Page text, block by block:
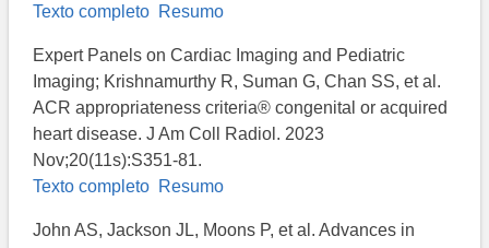
Texto completo Resumo
Expert Panels on Cardiac Imaging and Pediatric
Imaging; Krishnamurthy R, Suman G, Chan SS, et al.
ACR appropriateness criteria® congenital or acquired
heart disease. J Am Coll Radiol. 2023
Nov;20(11s):S351-81.
Texto completo Resumo
John AS, Jackson JL, Moons P, et al. Advances in